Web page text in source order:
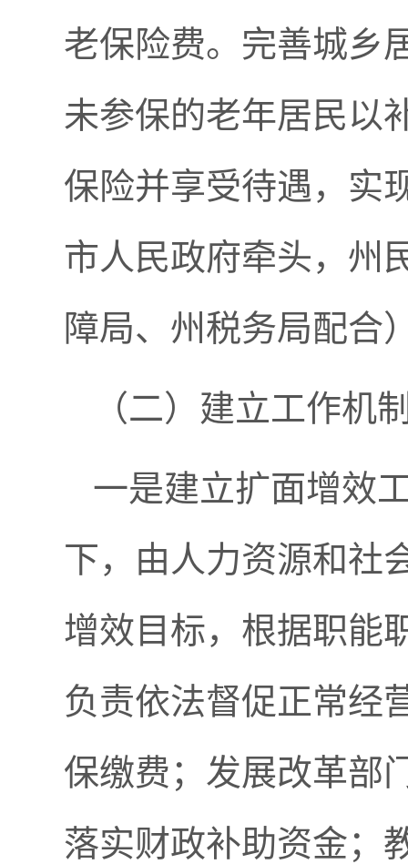
老保险费。完善城乡
未参保的老年居民以
保险并享受待遇，实
市人民政府牵头，州
障局、州税务局配合
（二）建立工作机
一是建立扩面增效
下，由人力资源和社
增效目标，根据职能
负责依法督促正常经
保缴费；发展改革部
落实财政补助资金；